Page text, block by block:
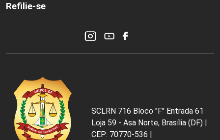
Refilie-se
SCLRN 716 Bloco "F" Entrada 61
Loja 59 - Asa Norte, Brasília (DF) |
CEP: 70770-536 |